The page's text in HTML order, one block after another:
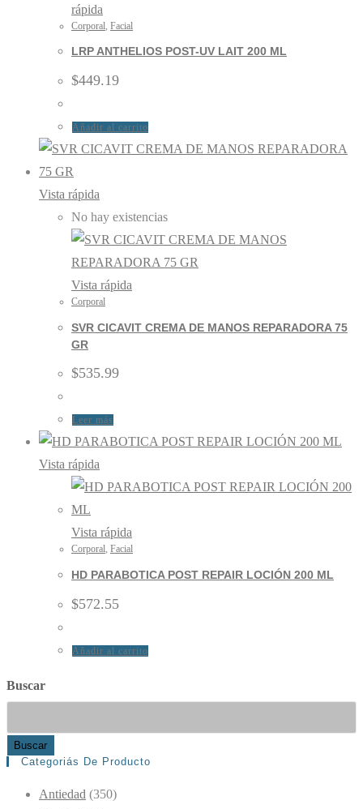
rápida
Corporal, Facial
LRP ANTHELIOS POST-UV LAIT 200 ML
$449.19
Añadir al carrito
Vista rápida
No hay existencias
Vista rápida
Corporal
SVR CICAVIT CREMA DE MANOS REPARADORA 75
GR
$535.99
Leer más
Vista rápida
Vista rápida
Corporal, Facial
HD PARABOTICA POST REPAIR LOCIÓN 200 ML
$572.55
Añadir al carrito
Buscar
Buscar
Categoriás De Producto
Antiedad (350)